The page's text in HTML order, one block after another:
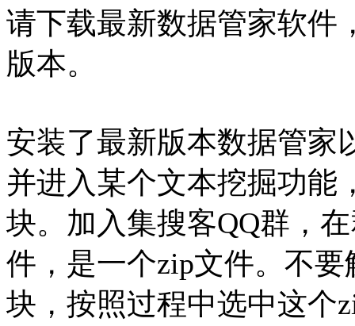
请下载最新数据管家软件
版本。
安装了最新版本数据管家
并进入某个文本挖掘功能
块。加入集搜客QQ群，
件，是一个zip文件。不
块，按照过程中选中这个